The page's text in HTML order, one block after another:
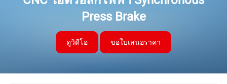
Press Brake
ดูวิดีโอ ขอใบเสนอราคา